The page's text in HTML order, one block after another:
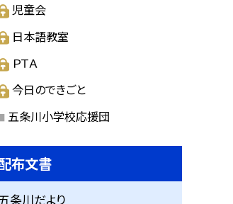
児童会
日本語教室
ＰＴＡ
今日のできごと
五条川小学校応援団
布文書
五条川だより